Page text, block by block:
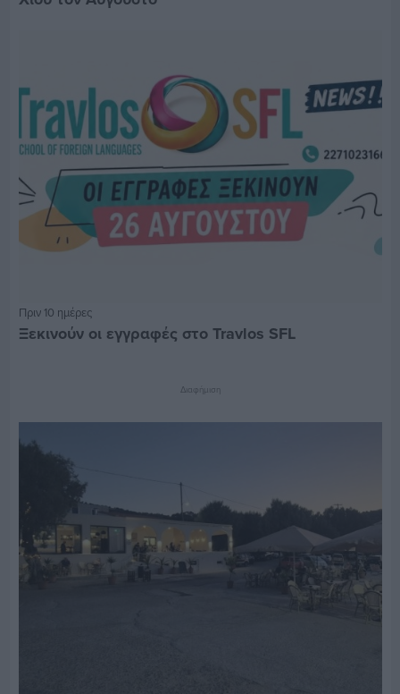
Πριν 10 ημέρες
Ξεκινούν οι εγγραφές στο Travlos SFL
Διαφήμιση